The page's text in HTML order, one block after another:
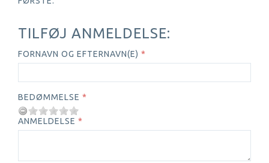
TILFØJ ANMELDELSE:
FORNAVN OG EFTERNAVN(E)
BEDØMMELSE
ANMELDELSE